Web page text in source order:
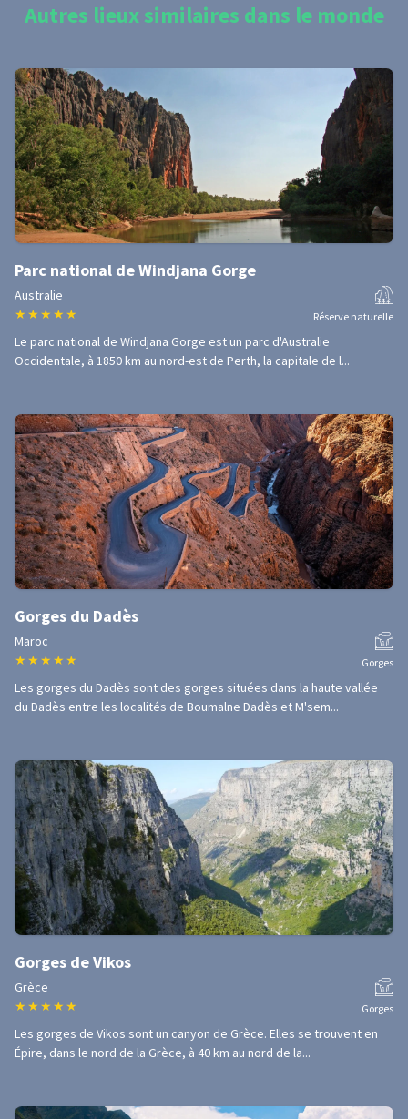
Autres lieux similaires dans le monde
Parc national de Windjana Gorge
Australie
★ ★ ★ ★ ★ Réserve naturelle
Le parc national de Windjana Gorge est un parc d'Australie
Occidentale, à 1850 km au nord-est de Perth, la capitale de l...
Gorges du Dadès
Maroc
★ ★ ★ ★ ★ Gorges
Les gorges du Dadès sont des gorges situées dans la haute vallée
du Dadès entre les localités de Boumalne Dadès et M'sem...
Gorges de Vikos
Grèce
★ ★ ★ ★ ★ Gorges
Les gorges de Vikos sont un canyon de Grèce. Elles se trouvent en
Épire, dans le nord de la Grèce, à 40 km au nord de la...